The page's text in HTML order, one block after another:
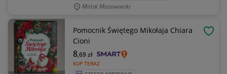
Mińsk Mazowiecki
Pomocnik Świętego Mikołaja Chiara
Cioni
KUP TERAZ
8,69zł